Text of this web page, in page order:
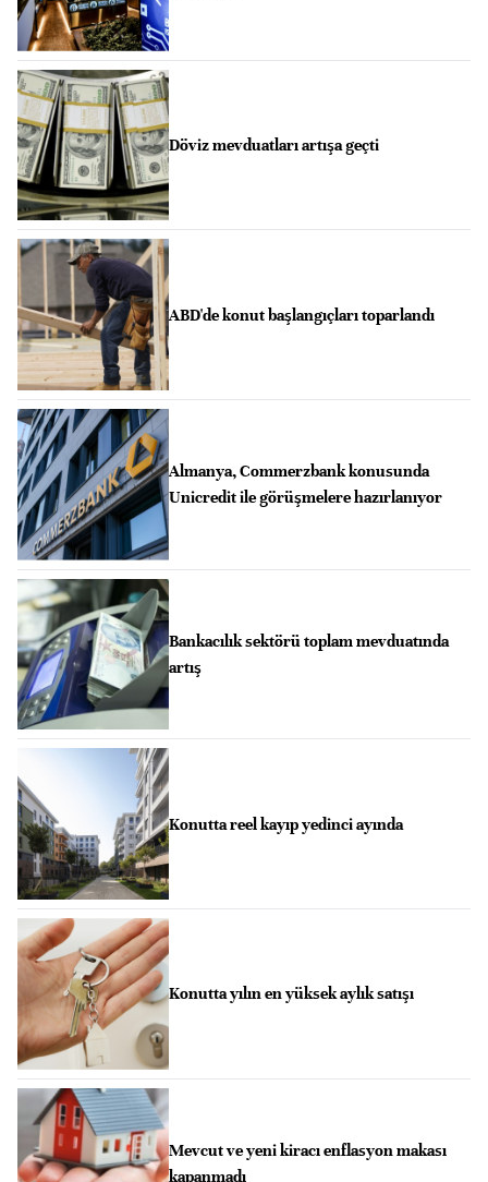
Döviz mevduatları artışa geçti
ABD'de konut başlangıçları toparlandı
Almanya, Commerzbank konusunda
Unicredit ile görüşmelere hazırlanıyor
Bankacılık sektörü toplam mevduatında
artış
Konutta reel kayıp yedinci ayında
Konutta yılın en yüksek aylık satışı
Mevcut ve yeni kiracı enflasyon makası
kapanmadı